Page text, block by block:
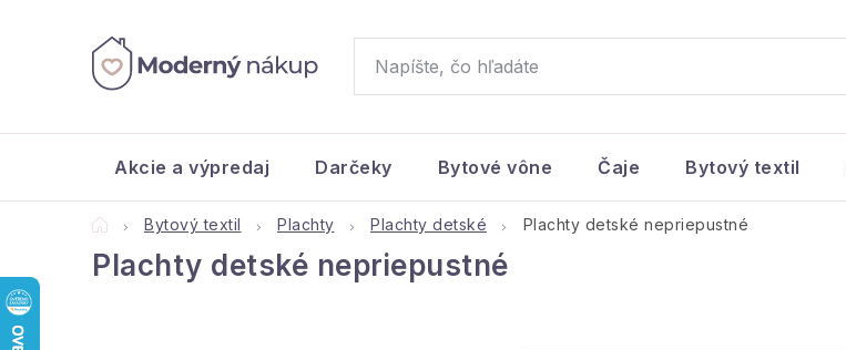
Akcie a výpredaj Darčeky Bytové vône Čaje Bytový textil
DomovBytový textil Plachty Plachty detské Plachty detské nepriepustné
Plachty detské nepriepustné